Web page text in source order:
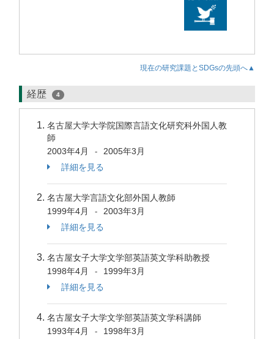
現在の研究課題とSDGsの先頭へ▲
経歴 4
名古屋大学大学院国際言語文化研究科外国人教
師
2003年4月
-
2005年3月
詳細を見る
名古屋大学言語文化部外国人教師
1999年4月
-
2003年3月
詳細を見る
名古屋女子大学文学部英語英文学科助教授
1998年4月
-
1999年3月
詳細を見る
名古屋女子大学文学部英語英文学科講師
1993年4月
- 1998年3月